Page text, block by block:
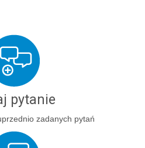
pytanie
zadanych pytań